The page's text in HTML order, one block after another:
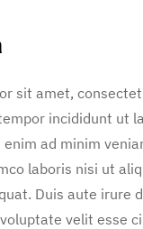
sit amet,
incididunt ut
enim ad minim
laboris nisi ut
Duis aute irure
velit esse